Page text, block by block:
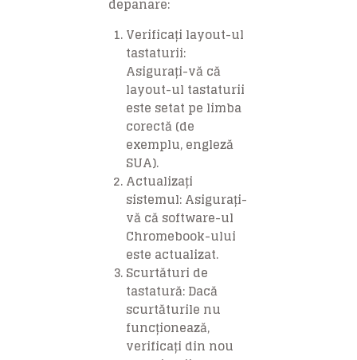
depanare:
Verificați layout-ul
tastaturii:
Asigurați-vă că
layout-ul tastaturii
este setat pe limba
corectă (de
exemplu, engleză
SUA).
Actualizați
sistemul: Asigurați-
vă că software-ul
Chromebook-ului
este actualizat.
Scurtături de
tastatură: Dacă
scurtăturile nu
funcționează,
verificați din nou